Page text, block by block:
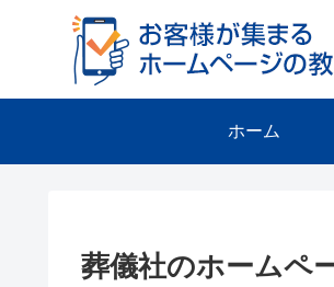
ホーム
葬儀社のホームペ